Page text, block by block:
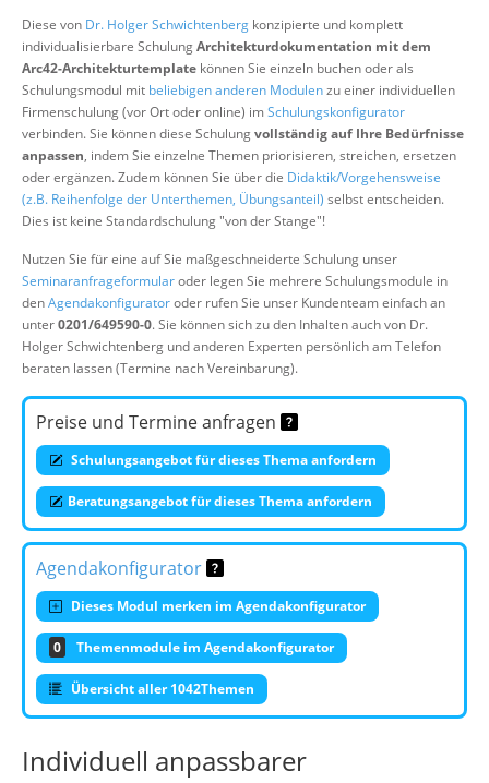
Suche
Diese von Dr. Holger Schwichtenberg konzipierte und komplett
individualisierbare SchulungArchitekturdokumentation mit dem
Arc42-Architekturtemplate können Sie einzeln buchen oder als
Schulungsmodul mit beliebigen anderen Modulenzu einer individuellen
Firmenschulung (vor Ort oder online) imSchulungskonfigurator
verbinden. Sie können diese Schulungvollständig auf Ihre Bedürfnisse
anpassen, indem Sie einzelne Themen priorisieren, streichen, ersetzen
oder ergänzen. Zudem können Sie über die Didaktik/Vorgehensweise
(z.B. Reihenfolge der Unterthemen, Übungsanteil) selbst entscheiden.
Dies ist keine Standardschulung "von der Stange"!
Nutzen Sie für eine auf Sie maßgeschneiderte Schulung unser
Seminaranfrageformularoder legen Sie mehrere Schulungsmodule in
denAgendakonfiguratoroder rufen Sie unser Kundenteam einfach an
unter0201/649590-0. Sie können sich zu den Inhalten auch von Dr.
Holger Schwichtenberg und anderen Experten persönlich am Telefon
beraten lassen (Termine nach Vereinbarung).
Preise und Termine anfragen
Schulungsangebot für dieses Thema anfordern
Beratungsangebot für dieses Thema anfordern
Agendakonfigurator
Dieses Modul merken im Agendakonfigurator
0 Themenmodule im Agendakonfigurator
Übersicht aller 1042Themen
Individuell anpassbarer